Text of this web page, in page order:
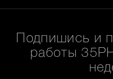
Подпишись и
работы